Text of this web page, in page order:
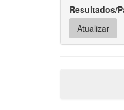
Resultados/